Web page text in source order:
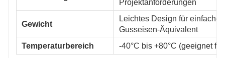
Projektanforderungen
Gewicht
Leichtes Design für einfache
Gusseisen-Äquivalent
Temperaturbereich
-40°C bis +80°C (geeignet